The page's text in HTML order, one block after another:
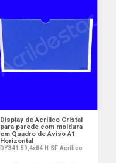
Display de Acrilico Cristal
para parede com moldura
em Quadro de Aviso A1
Horizontal
DY341 59,4x84 H SF Acrilico